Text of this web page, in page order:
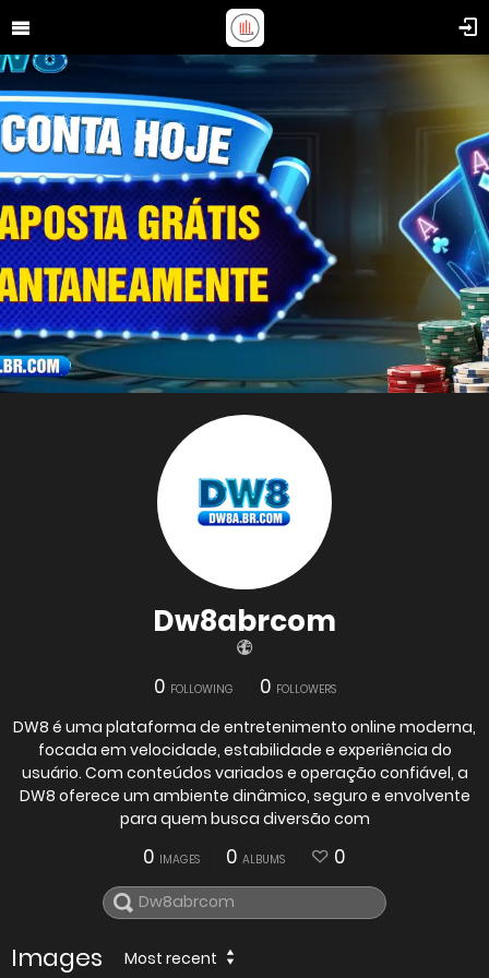
Dw8abrcom
0 FOLLOWING 0 FOLLOWERS
DW8 é uma plataforma de entretenimento online moderna,
focada em velocidade, estabilidade e experiência do
usuário. Com conteúdos variados e operação confiável, a
DW8 oferece um ambiente dinâmico, seguro e envolvente
para quem busca diversão com
0 IMAGES 0 ALBUMS 0
Images Most recent